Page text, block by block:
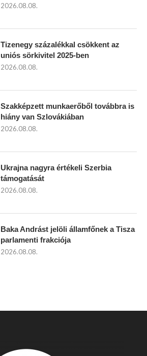
2026.08.08.
Tizenegy százalékkal csökkent az
uniós sörkivitel 2025-ben
2026.08.08.
Szakképzett munkaerőből továbbra is
hiány van Szlovákiában
2026.08.08.
Ukrajna nagyra értékeli Szerbia
támogatását
2026.08.08.
Baka Andrást jelöli államfőnek a Tisza
parlamenti frakciója
2026.08.08.